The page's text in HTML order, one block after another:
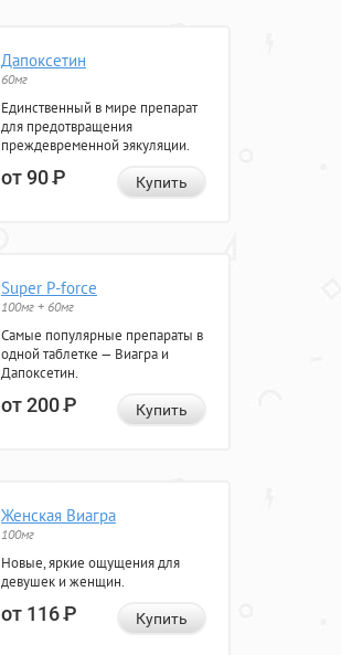
Дапоксетин
60мг
Единственный в мире препарат
для предотвращения
преждевременной эякуляции.
от 90Р Купить
Super P-force
100мг + 60мг
Самые популярные препараты в
одной таблетке — Виагра и
Дапоксетин.
от 200Р Купить
Женская Виагра
100мг
Новые, яркие ощущения для
девушек и женщин.
от 116Р Купить